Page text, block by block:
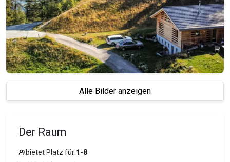
Alle Bilder anzeigen
Der Raum
bietet Platz für:1-8